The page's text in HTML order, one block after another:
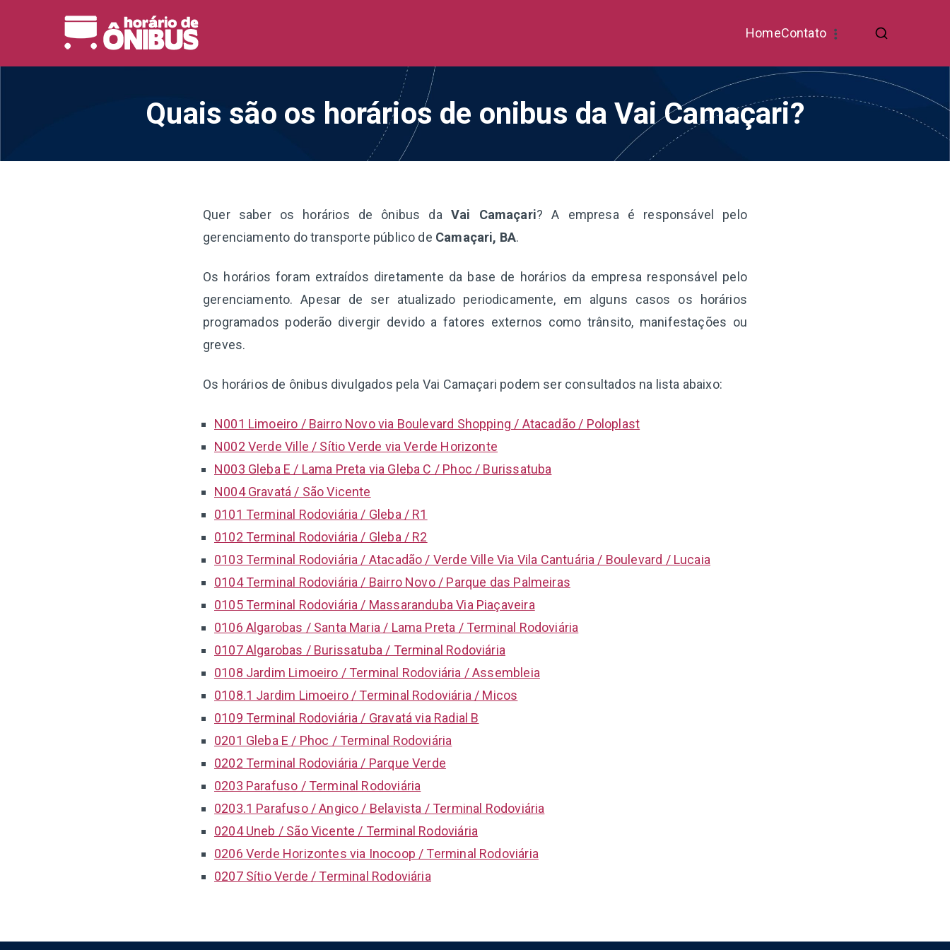
HomeContato
Quais são os horários de onibus da Vai Camaçari?
Quer saber os horários de ônibus da Vai Camaçari? A empresa é responsável pelo
gerenciamento do transporte público de Camaçari, BA.
Os horários foram extraídos diretamente da base de horários da empresa responsável pelo
gerenciamento. Apesar de ser atualizado periodicamente, em alguns casos os horários
programados poderão divergir devido a fatores externos como trânsito, manifestações ou
greves.
Os horários de ônibus divulgados pela Vai Camaçari podem ser consultados na lista abaixo:
N001 Limoeiro / Bairro Novo via Boulevard Shopping / Atacadão / Poloplast
N002 Verde Ville / Sítio Verde via Verde Horizonte
N003 Gleba E / Lama Preta via Gleba C / Phoc / Burissatuba
N004 Gravatá / São Vicente
0101 Terminal Rodoviária / Gleba / R1
0102 Terminal Rodoviária / Gleba / R2
0103 Terminal Rodoviária / Atacadão / Verde Ville Via Vila Cantuária / Boulevard / Lucaia
0104 Terminal Rodoviária / Bairro Novo / Parque das Palmeiras
0105 Terminal Rodoviária / Massaranduba Via Piaçaveira
0106 Algarobas / Santa Maria / Lama Preta / Terminal Rodoviária
0107 Algarobas / Burissatuba / Terminal Rodoviária
0108 Jardim Limoeiro / Terminal Rodoviária / Assembleia
0108.1 Jardim Limoeiro / Terminal Rodoviária / Micos
0109 Terminal Rodoviária / Gravatá via Radial B
0201 Gleba E / Phoc / Terminal Rodoviária
0202 Terminal Rodoviária / Parque Verde
0203 Parafuso / Terminal Rodoviária
0203.1 Parafuso / Angico / Belavista / Terminal Rodoviária
0204 Uneb / São Vicente / Terminal Rodoviária
0206 Verde Horizontes via Inocoop / Terminal Rodoviária
0207 Sítio Verde / Terminal Rodoviária